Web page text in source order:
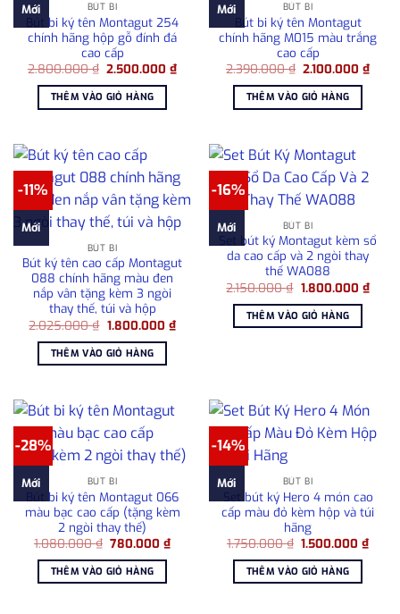
Mới BÚT BI
Bút bi ký tên Montagut 254
chính hãng hộp gỗ đính đá
cao cấp
2.800.000₫ Giá
là:
2.800.000 ₫.
2.500.000₫Giá
2.500.000 ₫.
THÊM VÀO GIỎ HÀNG
Mới BÚT BI
Bút bi ký tên Montagut
chính hãng M015 màu trắng
cao cấp
2.390.000₫ Giá
là:
2.390.000 ₫.
2.100.000₫Giá
THÊM VÀO GIỎ HÀNG
-11%
Mới
BÚT BI
Bút ký tên cao cấp Montagut
088 chính hãng màu đen
nắp vân tặng kèm 3 ngòi
thay thế, túi và hộp
2.025.000₫ Giá
là:
2.025.000 ₫.
1.800.000 ₫Giá
hiện
THÊM VÀO GIỎ HÀNG
-16%
Mới BÚT BI
Set bút ký Montagut kèm sổ
da cao cấp và 2 ngòi thay
thế WA088
2.150.000₫ Giá
là:
2.150.000 ₫.
1.800.000 ₫Giá
hiện
THÊM VÀO GIỎ HÀNG
-28%
Mới BÚT BI
Bút bi ký tên Montagut 066
màu bạc cao cấp (tặng kèm
2 ngòi thay thế)
1.080.000₫ Giá
là:
1.080.000 ₫.
780.000₫Giá
hiện
THÊM VÀO GIỎ HÀNG
-14%
Mới BÚT BI
Set bút ký Hero 4 món cao
cấp màu đỏ kèm hộp và túi
hãng
1.750.000₫ Giá
là:
1.750.000 ₫.
1.500.000₫Giá
hiện
THÊM VÀO GIỎ HÀNG